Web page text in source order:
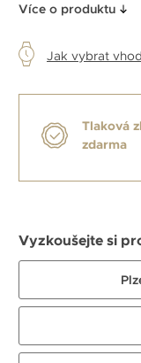
Více o produktu
Jak vybrat
Tlaková
zdarma
Vyzkoušejte si